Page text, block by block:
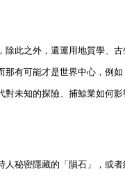
此之外，還運用地質學、
有可能才是世界中心，例
未知的探險、捕鯨業如何
秘密隱藏的「隕石」，或